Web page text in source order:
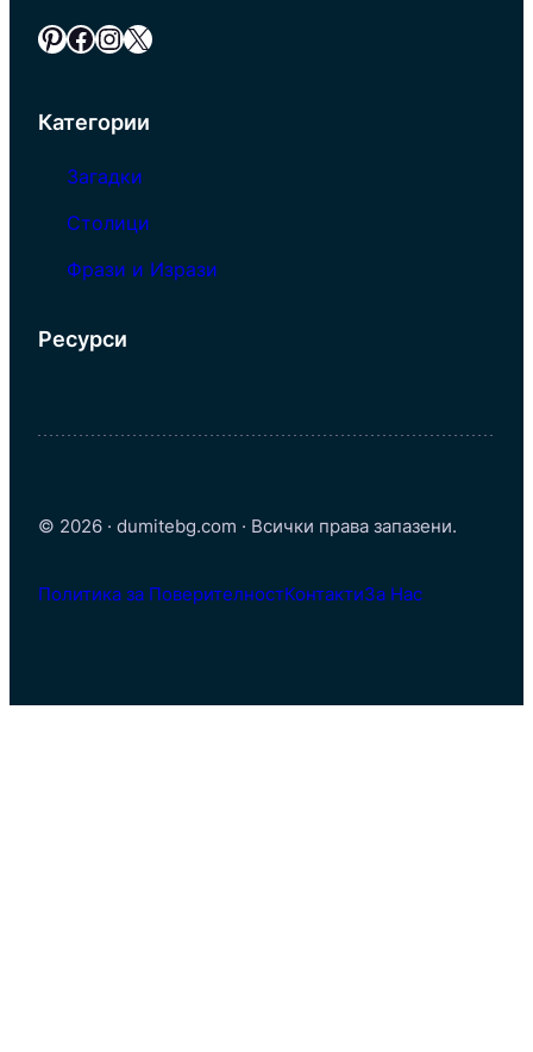
Pinterest Facebook InstagramX
Категории
Загадки
Столици
Фрази и Изрази
Ресурси
© 2026 · dumitebg.com · Всички права запазени.
Политика за ПоверителностКонтактиЗа Нас